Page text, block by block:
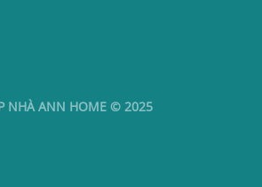
NHÀ ANN HOME © 2025